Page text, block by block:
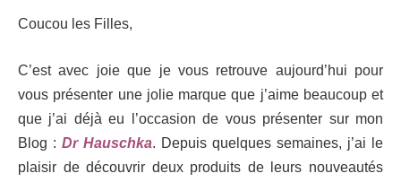
Coucou les Filles,
C’est avec joie que je vous retrouve aujourd’hui pour
vous présenter une jolie marque que j’aime beaucoup et
que j’ai déjà eu l’occasion de vous présenter sur mon
Blog : Dr Hauschka. Depuis quelques semaines, j’ai le
plaisir de découvrir deux produits de leurs nouveautés